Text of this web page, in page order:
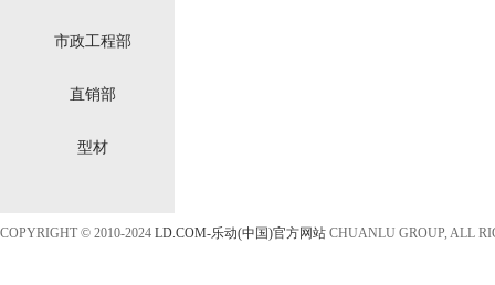
市政工程部
直销部
型材
COPYRIGHT © 2010-2024 LD.COM-乐动(中国)官方网站 CHUANLU GROUP, ALL